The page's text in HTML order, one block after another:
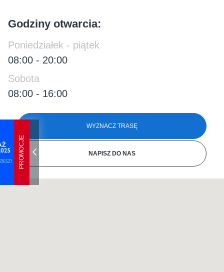
PROMOCJE
Godziny otwarcia:
Poniedziałek - piątek
08:00 - 20:00
Sobota
08:00 - 16:00
WYZNACZ TRASĘ
NAPISZ DO NAS